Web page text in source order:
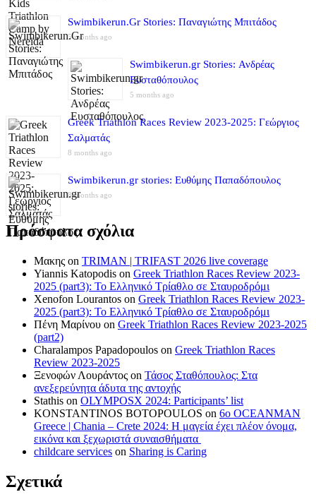
Swimbikerun.Gr Stories: Παναγιώτης Μπιτάδος
5 months ago
Swimbikerun.gr Stories: Ανδρέας
Ευσταθόπουλος
5 months ago
Greek Triathlon Races Review 2023-2025: Γεώργιος
Σαλματάς
8 months ago
Swimbikerun.gr stories: Ευθύμης Παπαδόπουλος
8 months ago
Πρόσφατα σχόλια
Μακης on TRIMAN | TRIFAST 2026 live coverage
Yiannis Katopodis on Greek Triathlon Races Review 2023-
2025 (part3): Το Ελληνικό Τρίαθλο σε Σταυροδρόμι
Xenofon Lourantos on Greek Triathlon Races Review 2023-
2025 (part3): Το Ελληνικό Τρίαθλο σε Σταυροδρόμι
Πένη Μαρίνου on Greek Triathlon Races Review 2023-2025
(part2)
Charalampos Papadopoulos on Greek Triathlon Races
Review 2023-2025
Ξενοφών Λουράντος on Τάσος Σταθόπουλος: Στα
ανεξερεύνητα άδυτα της αντοχής
Stathis on OLYMPOSX 2024: Participants’ list
KONSTANTINOS BOTOPOULOS on 6ο OCEANMAN
Greece | Chania – Crete 2024: Η μαγεία έχει πλέον όνομα,
εικόνα και ξεχωριστά συναισθήματα
childcare services on Sharing is Caring
Σχετικά